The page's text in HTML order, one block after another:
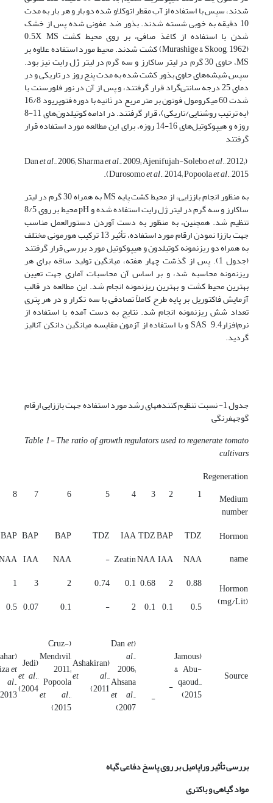
شدند، سپس با استفاده از آب مقطر اتوکلاو شده دو بار و هر بار به مدت
10 دقیقه به خوبی شسته شدند. بذور ضد عفونی شده پس از خشک
شدن با استفاده از کاغذ صافی، بر روی محیط کشت0.5X MS
(Murashige & Skoog, 1962) کشت شدند. محیط مورد استفاده علاوه بر
MS، حاوی 30 گرم در لیتر ساکارز و سه گرم در لیتر ژل رایت نیز بود.
سپس شیشه‌های حاوی بذور کشت شده به مدت پنج روز در تاریکی و در
دمای 25 درجه سانتی‌گراد قرار گرفتند، و پس از آن در نور فلورسنت با
شدت 60 میکرومول فوتون بر متر مربع در ثانیه با دوره فتوپریود 16/8
(به ترتیب روشنایی/تاریکی)، قرار گرفتند. در ادامه کوتیلدون‌های 11-8
روزه و هیپوکوتیل‌های 16-14 روزه، برای این مطالعه مورد استفاده قرار
گرفتند
(Dan
et al., 2006; Sharmaet al., 2009; Ajenifujah-Soleboet al., 2012;
Durosomoet al., 2014; Popoolaet al., 2015).
به منظور انجام باززایی، از محیط کشت پایه MS به همراه 30 گرم در لیتر
ساکارز و سه گرم در لیتر ژل رایت استفاده شده و pH محیط بر روی 8/5
تنظیم شد. همچنین، به منظور به دست آوردن دستورالعمل مناسب
جهت باززا نمودن ارقام مورد استفاده، تأثیر 13 ترکیب هورمونی‌ مختلف
به همراه دو ریزنمونه کوتیلدون و هیپوکوتیل مورد بررسی قرار گرفتند
(جدول 1). پس از گذشت چهار هفته، میانگین تولید ساقه برای هر
ریزنمونه محاسبه شد، و بر اساس آن محاسبات آماری جهت تعیین
بهترین محیط کشت و بهترین ریزنمونه انجام شد. این مطالعه در قالب
آزمایش فاکتوریل بر پایه طرح کاملاً تصادفی با سه تکرار و در هر پتری
تعداد شش ریزنمونه انجام شد. نتایج به دست آمده با استفاده از
نرم‌افزار9.4 SAS و با استفاده از آزمون مقایسه میانگین دانکن آنالیز
گردید.
جدول 1- نسبت تنظیم کننده­های رشد مورد استفاده جهت باززایی ارقام
گوجه­فرنگی
Table1- The ratio of growth regulators used to regenerate tomato
cultivars
Regeneration
Medium
number
1
2
3
4
5
6
7
8
Hormon
name
TDZ
BAP
TDZ
IAA
TDZ
BAP
BAP
BAP
NAA
IAA
NAA
Zeatin
-
NAA
IAA
Hormon
(mg/Lit)
0.88
2
0.68
0.1
0.74
2
3
1
0.5
0.1
0.1
2
-
0.1
0.07
0.5
Source
(Jamous
& Abu-
qaoud.,
2015)
-
-
(Dan
et
al.,
2006;
Ahsana
et al.,
2007)
(Ashakiran
et al.,
2011)
(Cruz-
Mendıvil,
2011;
Popoola
et al.,
2015)
(Jedi
et al.,
2004)
et
al.,
2013)
بررسیتأثیر وراپامیل بر روی پاسخ دفاعی گیاه
مواد گیاهی و باکتری